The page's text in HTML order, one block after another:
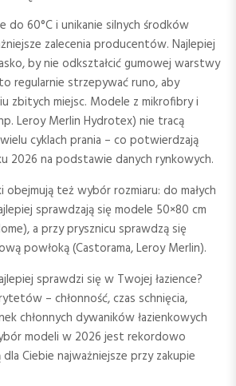
do 60°C i unikanie silnych środków
zalecenia producentów. Najlepiej
by nie odkształcić gumowej warstwy
regularnie strzepywać runo, aby
zbitych miejsc. Modele z mikrofibry i
Leroy Merlin Hydrotex) nie tracą
cyklach prania – co potwierdzają
2026 na podstawie danych rynkowych.
też wybór rozmiaru: do małych
sprawdzają się modele 50×80 cm
a przy prysznicu sprawdzą się
powłoką (Castorama, Leroy Merlin).
sprawdzi się w Twojej łazience?
– chłonność, czas schnięcia,
chłonnych dywaników łazienkowych
modeli w 2026 jest rekordowo
dla Ciebie najważniejsze przy zakupie